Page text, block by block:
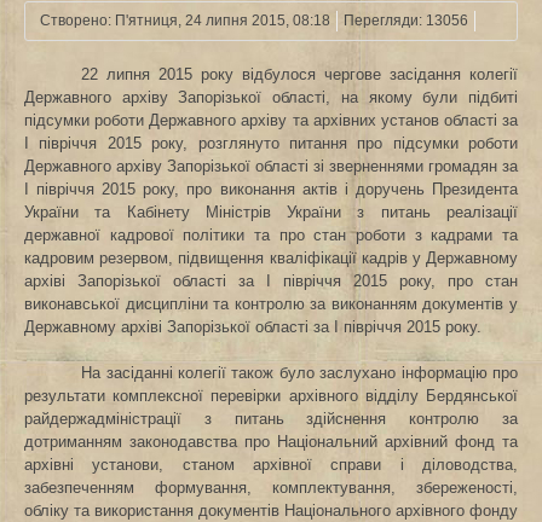
Створено: П'ятниця, 24 липня 2015, 08:18 Перегляди: 13056
22 липня 2015 року відбулося чергове засідання колегії
Державного архіву Запорізької області, на якомубули підбиті
підсумки роботи Державного архіву та архівних установ області за
І півріччя 2015 року, розглянуто питання про підсумки роботи
Державного архіву Запорізької області зі зверненнями громадян за
І півріччя 2015 року, про виконання актів і доручень Президента
України та Кабінету Міністрів України з питань реалізації
державної кадрової політики та про стан роботи з кадрами та
кадровим резервом, підвищення кваліфікації кадрів у Державному
архіві Запорізької області за І півріччя 2015 року, про стан
виконавської дисципліни та контролю за виконанням документів у
Державному архіві Запорізької області за І півріччя 2015 року.
На засіданні колегії також було заслухано інформацію про
результати комплексної перевірки архівного відділу Бердянської
райдержадміністрації з питань здійснення контролю за
дотриманням законодавства про Національний архівний фонд та
архівні установи, станом архівної справи і діловодства,
забезпеченням формування, комплектування, збереженості,
обліку та використання документів Національного архівного фонду